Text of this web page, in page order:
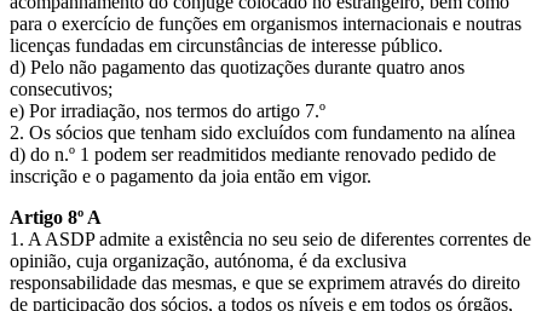
para o exercício de funções em organismos internacionais e noutras
licenças fundadas em circunstâncias de interesse público.
d) Pelo não pagamento das quotizações durante quatro anos
consecutivos;
e) Por irradiação, nos termos do artigo 7.º
2. Os sócios que tenham sido excluídos com fundamento na alínea
d) do n.º 1 podem ser readmitidos mediante renovado pedido de
inscrição e o pagamento da joia então em vigor.
Artigo 8º A
1. A ASDP admite a existência no seu seio de diferentes correntes de
opinião, cuja organização, autónoma, é da exclusiva
responsabilidade das mesmas, e que se exprimem através do direito
de participação dos sócios, a todos os níveis e em todos os órgãos,